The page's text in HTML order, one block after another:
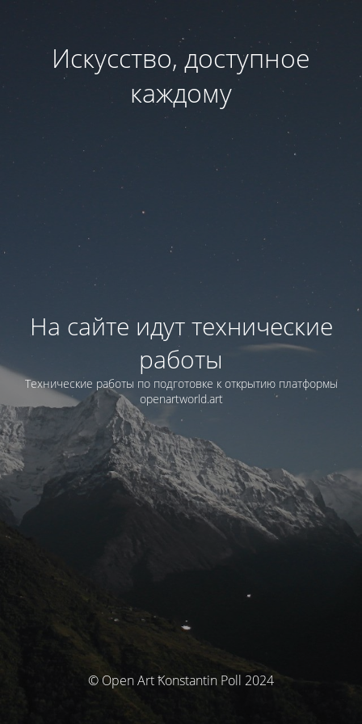
Искусство, доступное
каждому
На сайте идут технические
работы
Технические работы по подготовке к открытию платформы
openartworld.art
© Open Art Ҟonstantin Poll 2024